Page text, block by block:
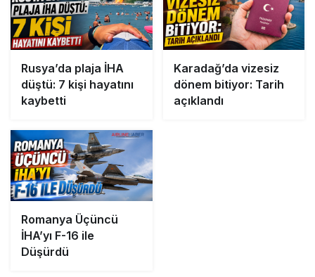
Rusya’da plaja İHA
düştü: 7 kişi hayatını
kaybetti
Karadağ’da vizesiz
dönem bitiyor: Tarih
açıklandı
Romanya Üçüncü
İHA’yı F-16 ile
Düşürdü